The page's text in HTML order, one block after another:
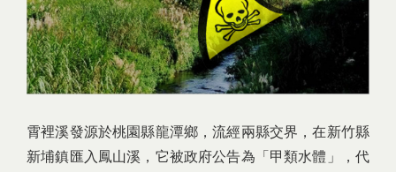
霄裡溪發源於桃園縣龍潭鄉，流經兩縣交界，在新竹縣
新埔鎮匯入鳳山溪，它被政府公告為「甲類水體」，代